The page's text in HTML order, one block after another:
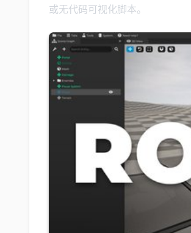
或无代码可视化脚本。